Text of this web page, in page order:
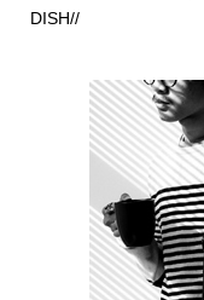
DISH//